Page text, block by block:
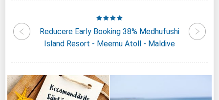
Reducere Early Booking 38% Medhufushi
Island Resort - Meemu Atoll - Maldive